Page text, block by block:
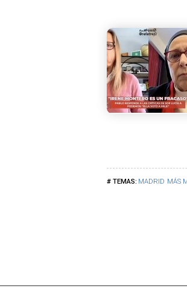
MADRID MÁS